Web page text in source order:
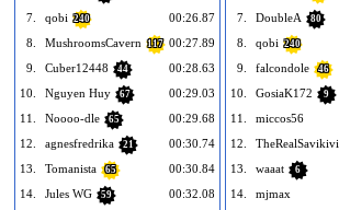
7.
qobi 240
00:26.87
8.
MushroomsCavern 117 00:27.89
9.
Cuber12448 44
00:28.63
10.
Nguyen Huy 67
00:29.03
11.
Noooo-dle 65
00:29.68
12.
agnesfredrika 21
00:30.74
13.
Tomanista 65
00:30.84
14.
Jules WG 59
00:32.08
7.
DoubleA 80
8.
qobi 240
9.
falcondole 46
10.
GosiaK172 9
11.
miccos56
12.
TheRealSavikivi
13.
waaat 6
14.
mjmax